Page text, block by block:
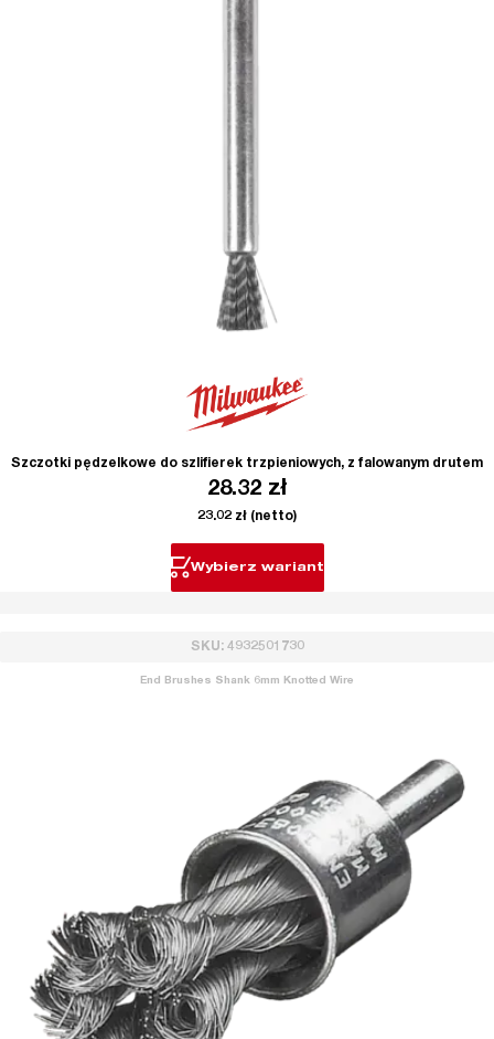
Szczotki pędzelkowe do szlifierek trzpieniowych, z falowanym drutem
28.32 zł
23.02 zł (netto)
Wybierz wariant
SKU: 4932501730
End Brushes Shank 6mm Knotted Wire